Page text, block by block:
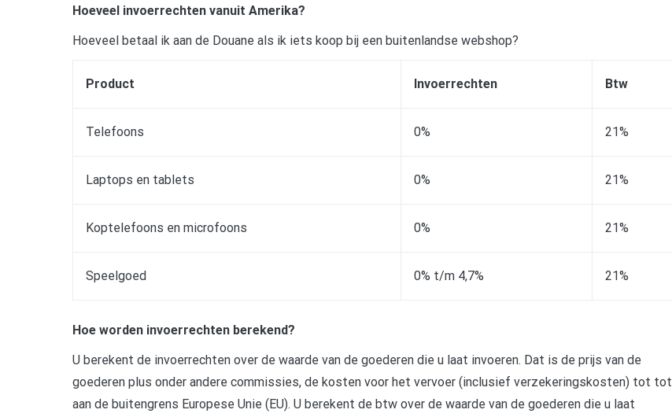
Hoeveel invoerrechten vanuit Amerika?
Hoeveel betaal ik aan de Douane als ik iets koop bij een buitenlandse webshop?
Product Invoerrechten Btw
Telefoons 0% 21%
Laptops en tablets 0% 21%
Koptelefoons en microfoons 0% 21%
Speelgoed 0% t/m 4,7% 21%
Hoe worden invoerrechten berekend?
U berekent de invoerrechten over de waarde van de goederen die u laat invoeren. Dat is de prijs van de
goederen plus onder andere commissies, de kosten voor het vervoer (inclusief verzekeringskosten) tot tot
aan de buitengrens Europese Unie (EU). U berekent de btw over de waarde van de goederen die u laat